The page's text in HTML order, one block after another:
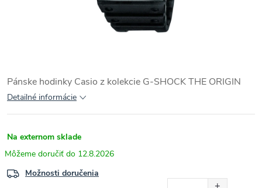
Pánske hodinky Casio z kolekcie G-SHOCK THE ORIGIN
Detailné informácie
Na externom sklade
12.8.2026
Možnosti doručenia